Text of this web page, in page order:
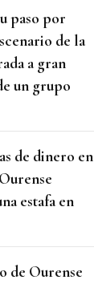
paso por
de la
a gran
un grupo
de dinero en
estafa en
de Ourense